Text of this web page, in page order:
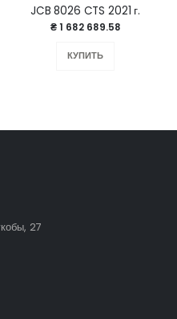
JCB 8026 CTS 2021 г.
₴ 1 682 689.58
КУПИТЬ
27